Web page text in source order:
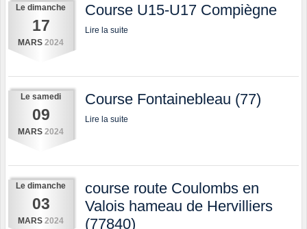
Le dimanche
17
MARS 2024
Course U15-U17 Compiègne
Lire la suite
Le samedi
09
MARS 2024
Course Fontainebleau (77)
Lire la suite
Le dimanche
03
MARS 2024
course route Coulombs en
Valois hameau de Hervilliers
(77840)